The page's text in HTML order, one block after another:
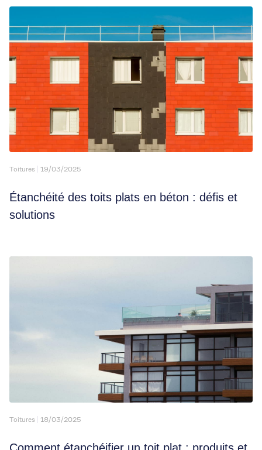
Toitures 19/03/2025
Étanchéité des toits plats en béton : défis et
solutions
Toitures 18/03/2025